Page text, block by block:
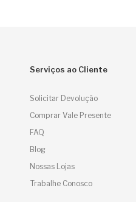
Serviços ao Cliente
Solicitar Devolução
Comprar Vale Presente
FAQ
Blog
Nossas Lojas
Trabalhe Conosco